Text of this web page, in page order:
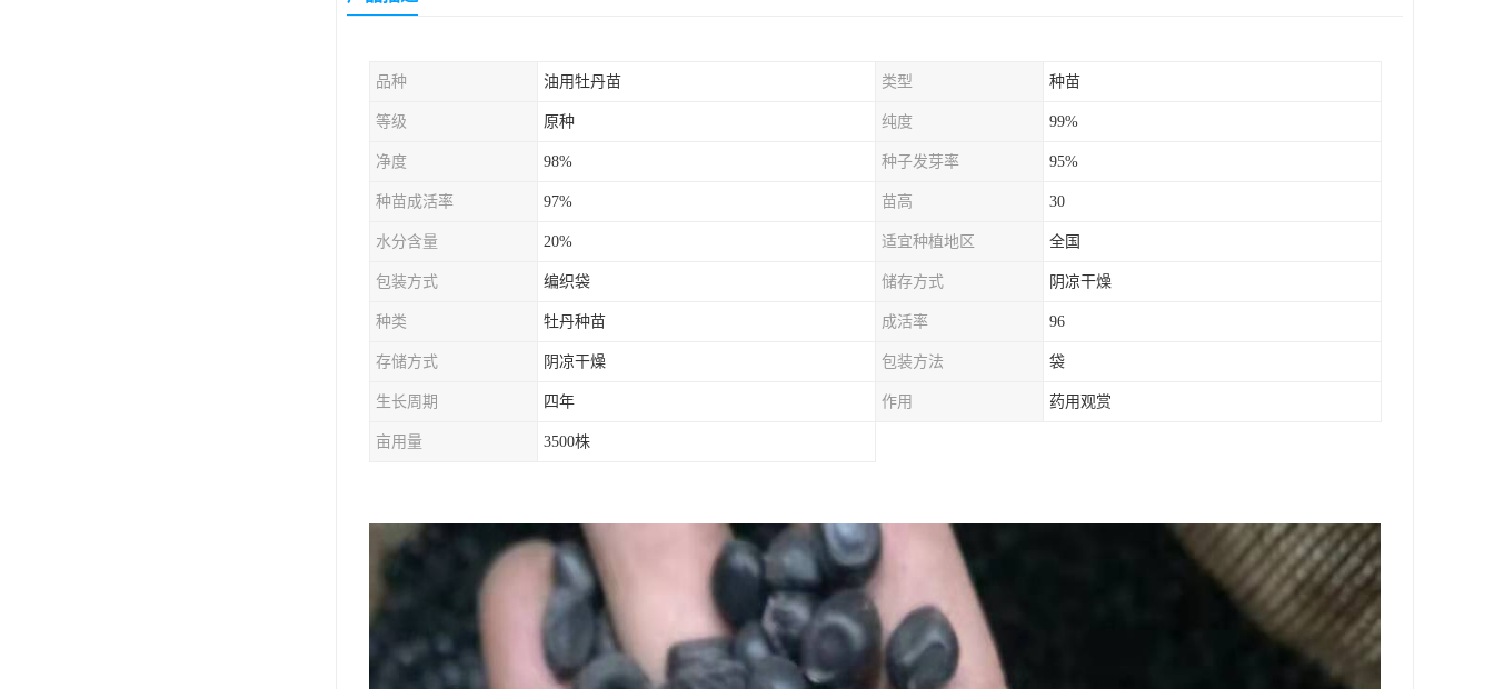
品种 油用牡丹苗 类型 种苗
等级 原种 纯度 99%
净度 98% 种子发芽率 95%
种苗成活率 97% 苗高 30
水分含量 20% 适宜种植地区 全国
包装方式 编织袋 储存方式 阴凉干燥
种类 牡丹种苗 成活率 96
存储方式 阴凉干燥 包装方法 袋
生长周期 四年 作用 药用观赏
亩用量 3500株